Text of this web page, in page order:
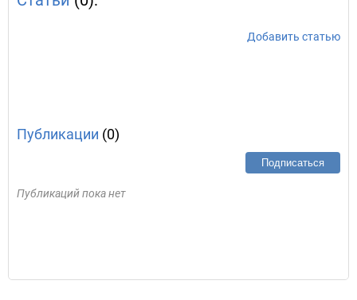
Добавить статью
Публикации (0)
Подписаться
Публикаций пока нет